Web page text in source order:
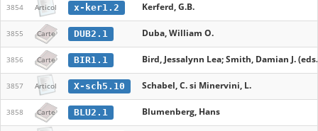
3854 Articol x-ker1.2 Kerferd, G.B.
3855 Carte DUB2.1 Duba, William O.
3856 Carte BIR1.1 Bird, Jessalynn Lea; Smith, Damian J.
3857 Articol X-sch5.10 Schabel, C. si Minervini, L.
3858 Carte BLU2.1 Blumenberg, Hans